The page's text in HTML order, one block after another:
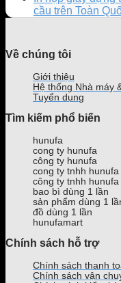
cầu trên Toàn
Về chúng tôi
Giới thiệu
Hệ thống Nhà máy
Tuyển dụng
Tìm kiếm phổ biến
hunufa
cong ty hunufa
công ty hunufa
cong ty tnhh hunufa
công ty tnhh hunufa
bao bì dùng 1 lần
sản phẩm dùng 1
đồ dùng 1 lần
hunufamart
Chính sách hỗ trợ
Chính sách thanh
Chính sách vận